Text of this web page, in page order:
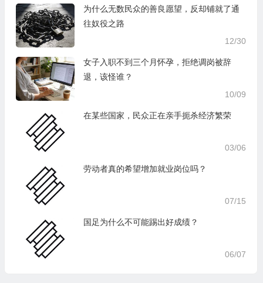
为什么无数民众的善良愿望，反却铺就了通
往奴役之路
12/30
女子入职不到三个月怀孕，拒绝调岗被辞
退，该怪谁？
10/09
在某些国家，民众正在亲手扼杀经济繁荣
03/06
劳动者真的希望增加就业岗位吗？
07/15
国足为什么不可能踢出好成绩？
06/07